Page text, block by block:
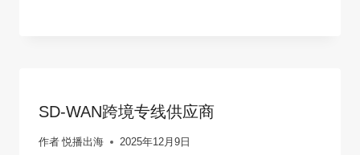
SD-WAN跨境专线供应商
作者 悦播出海 2025年12月9日